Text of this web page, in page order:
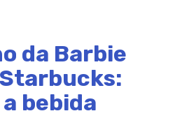
da Barbie
bebida